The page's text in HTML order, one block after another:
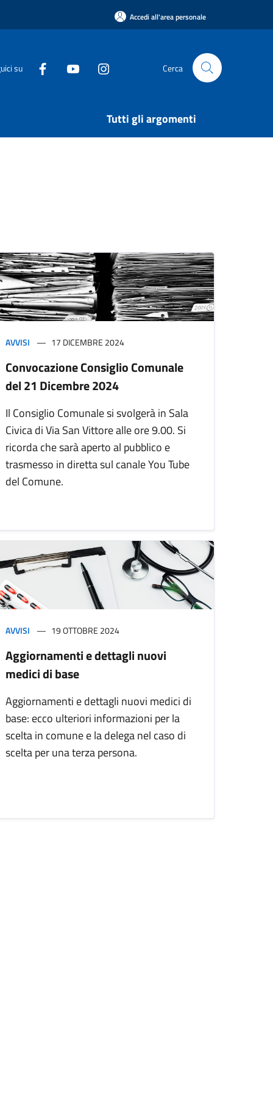
Accedi all'area personale
su Cerca
Tutti gli argomenti
AVVISI 17 DICEMBRE 2024
Convocazione Consiglio Comunale
del 21 Dicembre 2024
Il Consiglio Comunale si svolgerà in Sala
Civica di Via San Vittore alle ore 9.00. Si
ricorda che sarà aperto al pubblico e
trasmesso in diretta sul canale You Tube
del Comune.
AVVISI 19 OTTOBRE 2024
Aggiornamenti e dettagli nuovi
medici di base
Aggiornamenti e dettagli nuovi medici di
base: ecco ulteriori informazioni per la
scelta in comune e la delega nel caso di
scelta per una terza persona.